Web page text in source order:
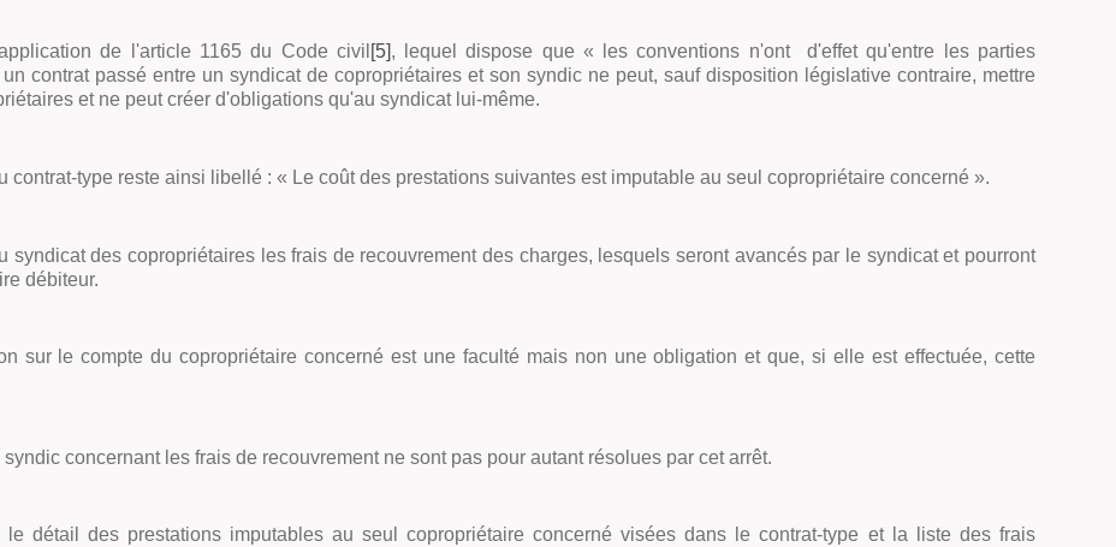
de l'article 1165 du Code civil [5], lequel dispose que « les conventions n'ont d'effet qu'entre les parties
un contrat passé entre un syndicat de copropriétaires et son syndic ne peut, sauf disposition législative contraire, mettre
et ne peut créer d'obligations qu'au syndicat lui-même.
contrat-type reste ainsi libellé : « Le coût des prestations suivantes est imputable au seul copropriétaire concerné ».
syndicat des copropriétaires les frais de recouvrement des charges, lesquels seront avancés par le syndicat et pourront
débiteur.
sur le compte du copropriétaire concerné est une faculté mais non une obligation et que, si elle est effectuée, cette
concernant les frais de recouvrement ne sont pas pour autant résolues par cet arrêt.
le détail des prestations imputables au seul copropriétaire concerné visées dans le contrat-type et la liste des frais